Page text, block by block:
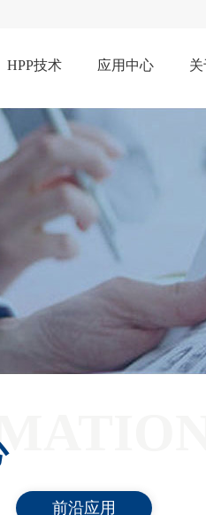
HPP技术 应用中心
前沿应用